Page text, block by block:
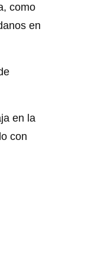
como
en
en la
con